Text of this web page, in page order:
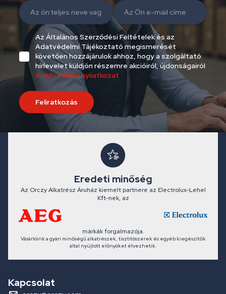
Az Általános Szerződési Feltételek és az
Adatvédelmi Tájékoztató megismerését
követően hozzájárulok ahhoz, hogy a szolgáltató
hírlevelet küldjön részemre akcióiról, újdonságairól
Adatvédelmi nyilatkozat
Feliratkozás
Eredeti minőség
Az Orczy Alkatrész Áruház kiemelt partnere az Electrolux-Lehel
Kft-nek, az
márkák forgalmazója.
Vásárlóink a gyári minőségű alkatrészek, tisztítószerek és egyéb kiegészítők
által nyújtott előnyöket élvezhetik.
Kapcsolat